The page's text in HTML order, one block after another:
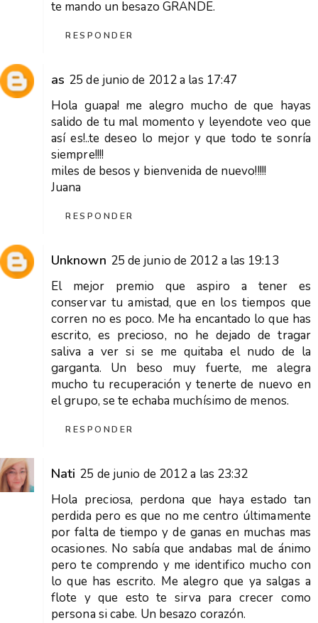
te mando un besazo GRANDE.
RESPONDER
as 25 de junio de 2012 a las 17:47
Hola guapa! me alegro mucho de que hayas
salido de tu mal momento y leyendote veo que
así es!..te deseo lo mejor y que todo te sonría
siempre!!!!
miles de besos y bienvenida de nuevo!!!!!
Juana
RESPONDER
Unknown 25 de junio de 2012 a las 19:13
El mejor premio que aspiro a tener es
conservar tu amistad, que en los tiempos que
corren no es poco. Me ha encantado lo que has
escrito, es precioso, no he dejado de tragar
saliva a ver si se me quitaba el nudo de la
garganta. Un beso muy fuerte, me alegra
mucho tu recuperación y tenerte de nuevo en
el grupo, se te echaba muchísimo de menos.
RESPONDER
Nati 25 de junio de 2012 a las 23:32
Hola preciosa, perdona que haya estado tan
perdida pero es que no me centro últimamente
por falta de tiempo y de ganas en muchas mas
ocasiones. No sabía que andabas mal de ánimo
pero te comprendo y me identifico mucho con
lo que has escrito. Me alegro que ya salgas a
flote y que esto te sirva para crecer como
persona si cabe. Un besazo corazón.